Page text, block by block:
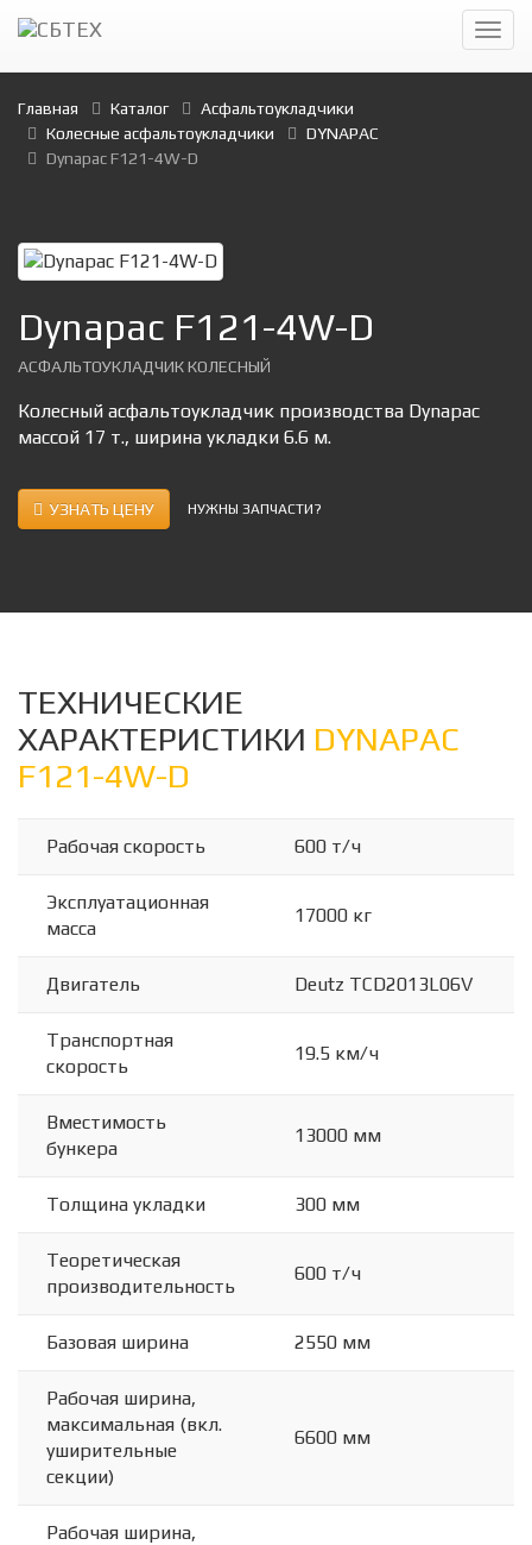
Главная Каталог
Асфальтоукладчики
Колесные асфальтоукладчики
DYNAPAC
Dynapac F121-4W-D
Dynapac F121-4W-D
АСФАЛЬТОУКЛАДЧИК КОЛЕСНЫЙ
Колесный асфальтоукладчик производства Dynapac
массой 17 т., ширина укладки 6.6 м.
УЗНАТЬ ЦЕНУ НУЖНЫ ЗАПЧАСТИ?
ТЕХНИЧЕСКИЕ
ХАРАКТЕРИСТИКИ DYNAPAC
F121-4W-D
Рабочая скорость 600 т/ч
Эксплуатационная
масса
17000 кг
Двигатель Deutz TCD2013L06V
Транспортная
скорость
19.5 км/ч
Вместимость
бункера
13000 мм
Толщина укладки 300 мм
Теоретическая
производительность
600 т/ч
Базовая ширина 2550 мм
Рабочая ширина,
максимальная (вкл.
уширительные
секции)
6600 мм
Рабочая ширина,